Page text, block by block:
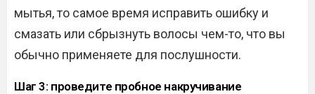
мытья, то самое время исправить ошибку и
смазать или сбрызнуть волосы чем-то, что вы
обычно применяете для послушности.
Шаг 3: проведите пробное накручивание